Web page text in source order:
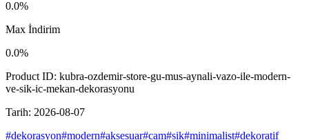
0.0%
Max İndirim
0.0%
Product ID: kubra-ozdemir-store-gu-mus-aynali-vazo-ile-modern-
ve-sik-ic-mekan-dekorasyonu
Tarih: 2026-08-07
#dekorasyon#modern#aksesuar#cam#sik#minimalist#dekoratif